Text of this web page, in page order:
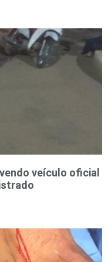
veículo oficial